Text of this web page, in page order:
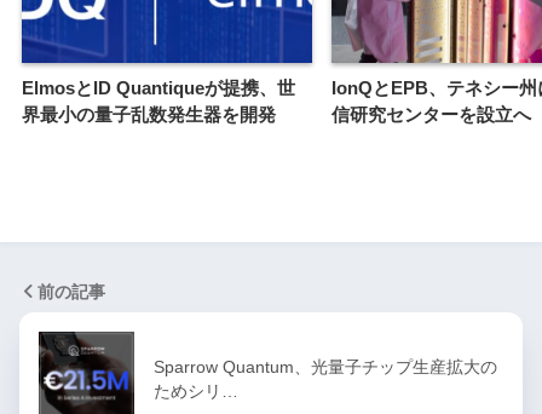
ElmosとID Quantiqueが提携、世
界最小の量子乱数発生器を開発
IonQとEPB、テネシー
信研究センターを設立へ
前の記事
Sparrow Quantum、光量子チップ生産拡大の
ためシリ…